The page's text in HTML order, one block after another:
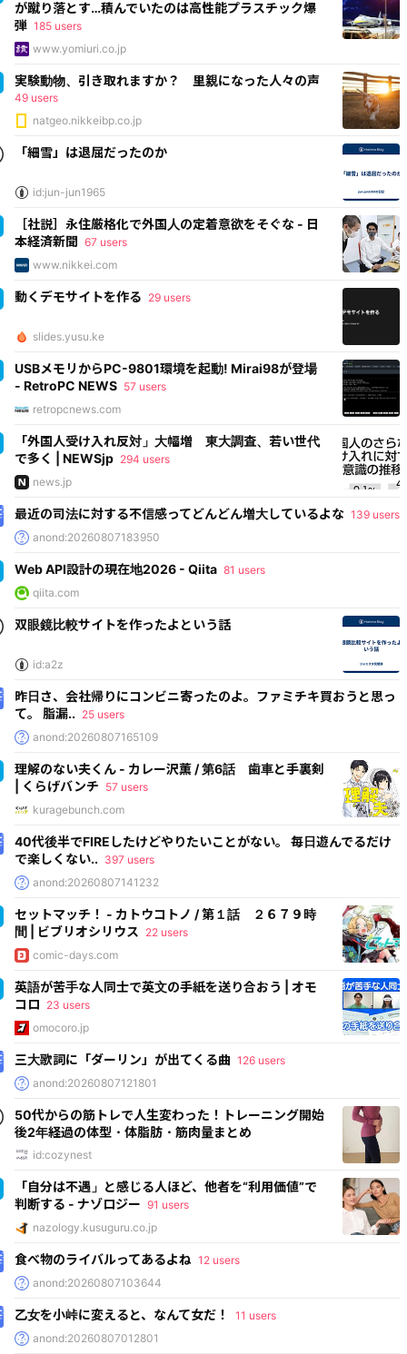
が蹴り落とす…積んでいたのは高性能プラスチック爆
弾 185 users
www.yomiuri.co.jp
実験動物、引き取れますか？ 里親になった人々の声
49 users
natgeo.nikkeibp.co.jp
「細雪」は退屈だったのか
id:jun-jun1965
［社説］永住厳格化で外国人の定着意欲をそぐな - 日
本経済新聞 67 users
www.nikkei.com
動くデモサイトを作る 29 users
slides.yusu.ke
USBメモリからPC-9801環境を起動! Mirai98が登場
- RetroPC NEWS 57 users
retropcnews.com
「外国人受け入れ反対」大幅増 東大調査、若い世代
で多く | NEWSjp 294 users
news.jp
最近の司法に対する不信感ってどんどん増大しているよな 139 users
anond:20260807183950
Web API設計の現在地2026 - Qiita 81 users
qiita.com
双眼鏡比較サイトを作ったよという話
id:a2z
昨日さ、会社帰りにコンビニ寄ったのよ。ファミチキ買おうと思っ
て。 脂漏.. 25 users
anond:20260807165109
理解のない夫くん - カレー沢薫 / 第6話 歯車と手裏剣
| くらげバンチ 57 users
kuragebunch.com
40代後半でFIREしたけどやりたいことがない。 毎日遊んでるだけ
で楽しくない.. 397 users
anond:20260807141232
セットマッチ！ - カトウコトノ / 第１話 ２６７９時
間 | ビブリオシリウス 22 users
comic-days.com
英語が苦手な人同士で英文の手紙を送り合おう | オモ
コロ 23 users
omocoro.jp
三大歌詞に「ダーリン」が出てくる曲 126 users
anond:20260807121801
50代からの筋トレで人生変わった！トレーニング開始
後2年経過の体型・体脂肪・筋肉量まとめ
id:cozynest
「自分は不遇」と感じる人ほど、他者を“利用価値”で
判断する - ナゾロジー 91 users
nazology.kusuguru.co.jp
食べ物のライバルってあるよね 12 users
anond:20260807103644
乙女を小峠に変えると、なんて女だ！
11 users
anond:20260807012801